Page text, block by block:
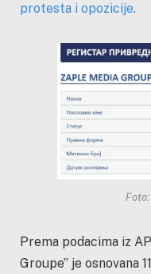
protesta i opozicije.
Prema podacima iz
Groupe” je osnovana